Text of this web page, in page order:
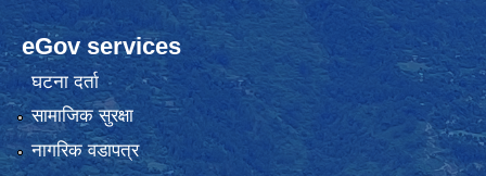
eGov services
घटना दर्ता
सामाजिक सुरक्षा
नागरिक वडापत्र